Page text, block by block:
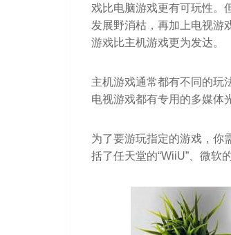
戏比电脑游戏更有可玩性。
发展野消枯，再加上电视游
游戏比主机游戏更为发达。
主机游戏通常都有不同的玩
电视游戏都有专用的多媒体
为了要游玩指定的游戏，你
括了任天堂的“WiiU”、微软